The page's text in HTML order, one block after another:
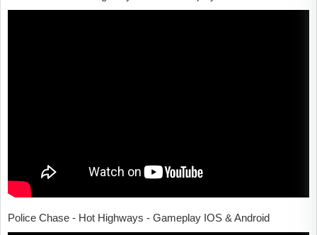
Police Chase - Hot Highways - Gameplay IOS & Android